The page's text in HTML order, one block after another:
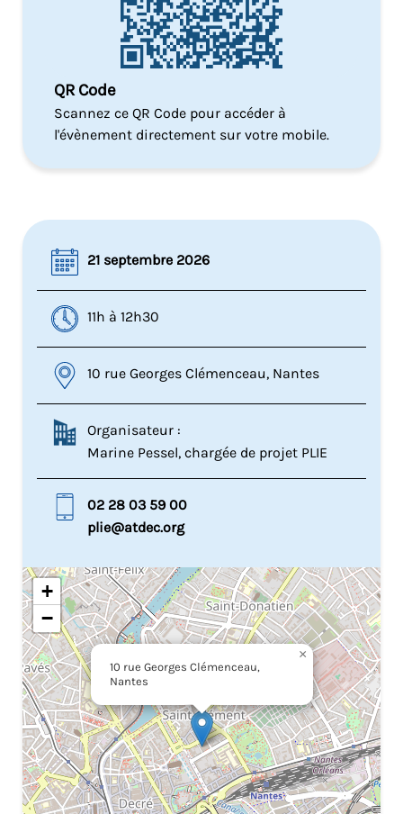
QR Code
Scannez ce QR Code pour accéder à
l'évènement directement sur votre mobile.
21 septembre 2026
11h à 12h30
10 rue Georges Clémenceau, Nantes
Organisateur :
Marine Pessel, chargée de projet PLIE
02 28 03 59 00
plie@atdec.org
10 rue Georges Clémenceau,
Nantes
×
+
−